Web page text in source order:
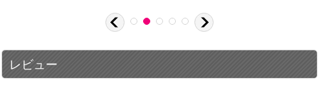
レビュー